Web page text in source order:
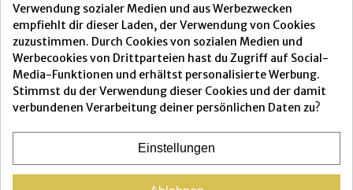
Alle Preise verstehen sich inklusive Mehrwertsteuer undzzgl.
Versand
© 2025 macroviva.de | c/o AGAPE-PET/CONTE |
Verwendung sozialer Medien und aus Werbezwecken
empfiehlt dir dieser Laden, der Verwendung von Cookies
zuzustimmen. Durch Cookies von sozialen Medien und
Werbecookies von Drittparteien hast du Zugriff auf Social-
Media-Funktionen und erhältst personalisierte Werbung.
Stimmst du der Verwendung dieser Cookies und der damit
verbundenen Verarbeitung deiner persönlichen Daten zu?
Einstellungen